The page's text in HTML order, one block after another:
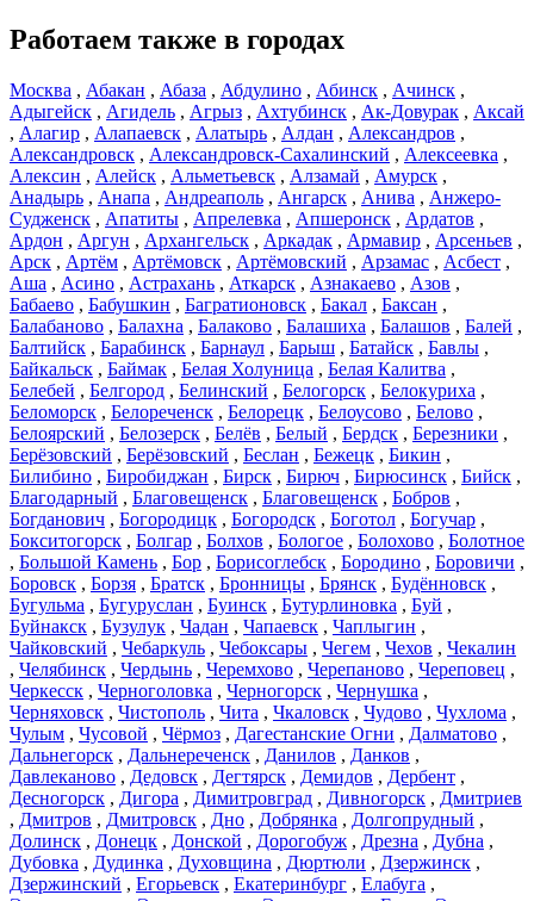
Работаем также в городах
Москва , Абакан , Абаза , Абдулино , Абинск , Ачинск ,
Адыгейск , Агидель , Агрыз , Ахтубинск , Ак-Довурак , Аксай
, Алагир , Алапаевск , Алатырь , Алдан , Александров ,
Александровск , Александровск-Сахалинский , Алексеевка ,
Алексин , Алейск , Альметьевск , Алзамай , Амурск ,
Анадырь , Анапа , Андреаполь , Ангарск , Анива , Анжеро-
Судженск , Апатиты , Апрелевка , Апшеронск , Ардатов ,
Ардон , Аргун , Архангельск , Аркадак , Армавир , Арсеньев ,
Арск , Артём , Артёмовск , Артёмовский , Арзамас , Асбест ,
Аша , Асино , Астрахань , Аткарск , Азнакаево , Азов ,
Бабаево , Бабушкин , Багратионовск , Бакал , Баксан ,
Балабаново , Балахна , Балаково , Балашиха , Балашов , Балей ,
Балтийск , Барабинск , Барнаул , Барыш , Батайск , Бавлы ,
Байкальск , Баймак , Белая Холуница , Белая Калитва ,
Белебей , Белгород , Белинский , Белогорск , Белокуриха ,
Беломорск , Белореченск , Белорецк , Белоусово , Белово ,
Белоярский , Белозерск , Белёв , Белый , Бердск , Березники ,
Берёзовский , Берёзовский , Беслан , Бежецк , Бикин ,
Билибино , Биробиджан , Бирск , Бирюч , Бирюсинск , Бийск ,
Благодарный , Благовещенск , Благовещенск , Бобров ,
Богданович , Богородицк , Богородск , Боготол , Богучар ,
Бокситогорск , Болгар , Болхов , Бологое , Болохово , Болотное
, Большой Камень , Бор , Борисоглебск , Бородино , Боровичи ,
Боровск , Борзя , Братск , Бронницы , Брянск , Будённовск ,
Бугульма , Бугуруслан , Буинск , Бутурлиновка , Буй ,
Буйнакск , Бузулук , Чадан , Чапаевск , Чаплыгин ,
Чайковский , Чебаркуль , Чебоксары , Чегем , Чехов , Чекалин
, Челябинск , Чердынь , Черемхово , Черепаново , Череповец ,
Черкесск , Черноголовка , Черногорск , Чернушка ,
Черняховск , Чистополь , Чита , Чкаловск , Чудово , Чухлома ,
Чулым , Чусовой , Чёрмоз , Дагестанские Огни , Далматово ,
Дальнегорск , Дальнереченск , Данилов , Данков ,
Давлеканово , Дедовск , Дегтярск , Демидов , Дербент ,
Десногорск , Дигора , Димитровград , Дивногорск , Дмитриев
, Дмитров , Дмитровск , Дно , Добрянка , Долгопрудный ,
Долинск , Донецк , Донской , Дорогобуж , Дрезна , Дубна ,
Дубовка , Дудинка , Духовщина , Дюртюли , Дзержинск ,
Дзержинский , Егорьевск , Екатеринбург , Елабуга ,